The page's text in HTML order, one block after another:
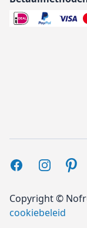
FacebookInstagram
Copyright ©
cookiebeleid